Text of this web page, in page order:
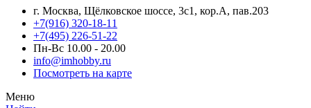
г. Москва, Щёлковское шоссе, 3с1, кор.А, пав.203
+7(916) 320-18-11
+7(495) 226-51-22
Пн-Вс 10.00 - 20.00
info@imhobby.ru
Посмотреть на карте
Меню